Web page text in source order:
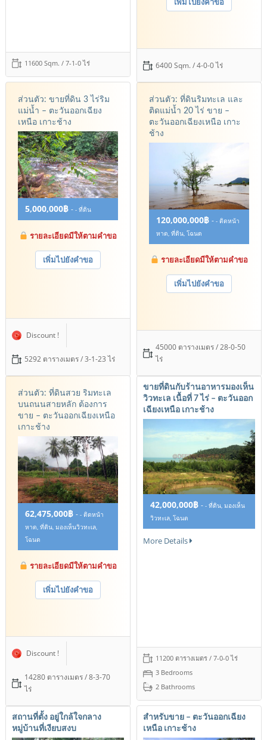
11600 Sqm. / 7-1-0 ไร่ 6400 Sqm. / 4-0-0 ไร่
ส่วนตัว: ขายที่ดิน 3 ไร่ริม
แม่น้ำ – ตะวันออกเฉียง
เหนือ เกาะช้าง
5,000,000฿ - - ที่ดิน
รายละเอียดมีให้ตามคำขอ
เพิ่มไปยังคำขอ
Discount !
5292 ตารางเมตร / 3-1-23 ไร่
ส่วนตัว: ที่ดินริมทะเล และ
ติดแม่น้ำ 20 ไร่ ขาย –
ตะวันออกเฉียงเหนือ เกาะ
ช้าง
120,000,000฿ - - ติดหน้า
หาด, ที่ดิน, โฉนด
รายละเอียดมีให้ตามคำขอ
เพิ่มไปยังคำขอ
45000 ตารางเมตร / 28-0-50
ไร่
ส่วนตัว: ที่ดินสวย ริมทะเล
บนถนนสายหลัก ต้องการ
ขาย – ตะวันออกเฉียงเหนือ
เกาะช้าง
62,475,000฿ - - ติดหน้า
หาด, ที่ดิน, มองเห็นวิวทะเล,
โฉนด
รายละเอียดมีให้ตามคำขอ
เพิ่มไปยังคำขอ
Discount !
14280 ตารางเมตร / 8-3-70
ไร่
ขายที่ดินกับร้านอาหารมองเห็น
วิวทะเล เนื้อที่ 7 ไร่ – ตะวันออก
เฉียงเหนือ เกาะช้าง
42,000,000฿ - - ที่ดิน, มองเห็น
วิวทะเล, โฉนด
More Details
11200 ตารางเมตร / 7-0-0 ไร่
3 Bedrooms
2 Bathrooms
สถานที่ตั้ง อยู่ใกล้ใจกลาง
หมู่บ้านที่เงียบสงบ
สำหรับขาย – ตะวันออกเฉียง
เหนือ เกาะช้าง